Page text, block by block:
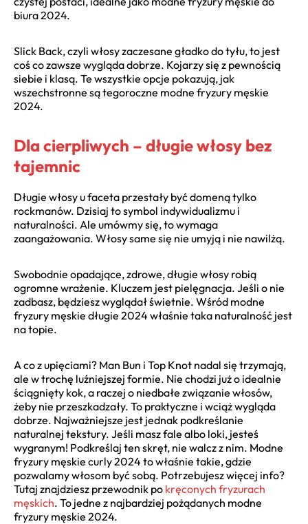
biura 2024.
Slick Back, czyli włosy zaczesane gładko do tyłu, to jest
coś co zawsze wygląda dobrze. Kojarzy się z pewnością
siebie i klasą. Te wszystkie opcje pokazują, jak
wszechstronne są tegoroczne modne fryzury męskie
2024.
Dla cierpliwych – długie włosy bez
tajemnic
Długie włosy u faceta przestały być domeną tylko
rockmanów. Dzisiaj to symbol indywidualizmu i
naturalności. Ale umówmy się, to wymaga
zaangażowania. Włosy same się nie umyją i nie nawilżą.
Swobodnie opadające, zdrowe, długie włosy robią
ogromne wrażenie. Kluczem jest pielęgnacja. Jeśli o nie
zadbasz, będziesz wyglądał świetnie. Wśród modne
fryzury męskie długie 2024 właśnie taka naturalność jest
na topie.
A co z upięciami? Man Bun i Top Knot nadal się trzymają,
ale w trochę luźniejszej formie. Nie chodzi już o idealnie
ściągnięty kok, a raczej o niedbałe związanie włosów,
żeby nie przeszkadzały. To praktyczne i wciąż wygląda
dobrze. Najważniejsze jest jednak podkreślanie
naturalnej tekstury. Jeśli masz fale albo loki, jesteś
wygranym! Podkreślaj ten skręt, nie walcz z nim. Modne
fryzury męskie curly 2024 to właśnie takie, gdzie
pozwalamy włosom być sobą. Potrzebujesz więcej info?
Tutaj znajdziesz przewodnik po kręconych fryzurach
męskich. To jedne z najbardziej pożądanych modne
fryzury męskie 2024.